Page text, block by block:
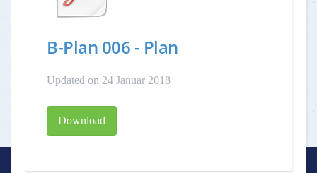
B-Plan 006 - Plan
Updated on 24 Januar 2018
Download